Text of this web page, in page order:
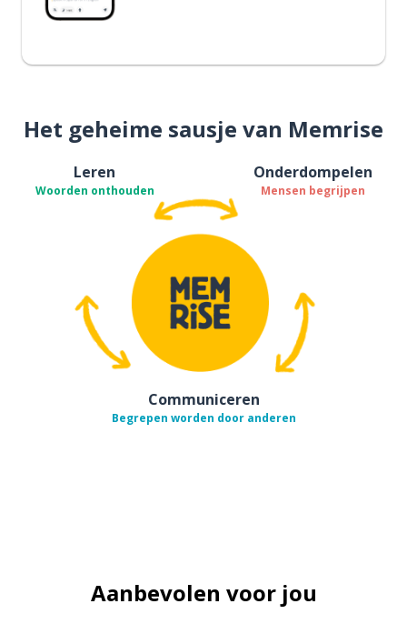
Het geheime sausje van Memrise
Leren
Woorden onthouden
Onderdompelen
Mensen begrijpen
Communiceren
Begrepen worden door anderen
Aanbevolen voor jou